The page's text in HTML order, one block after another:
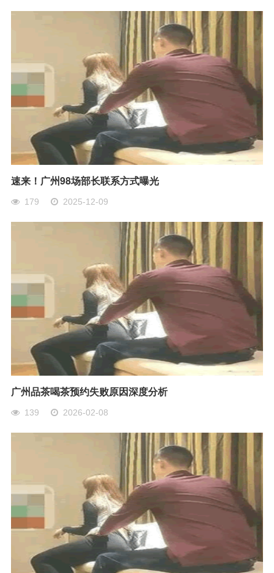
速来！广州98场部长联系方式曝光
179 2025-12-09
广州品茶喝茶预约失败原因深度分析
139 2026-02-08